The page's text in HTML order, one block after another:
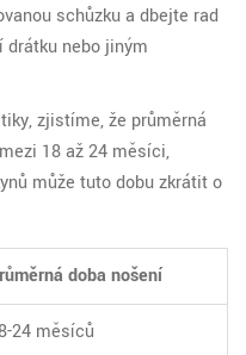
schůzku a dbejte rad
drátku nebo jiným
zjistíme, že průměrná
18 až 24 měsíci,
může tuto dobu zkrátit o
doba nošení
24 měsíců